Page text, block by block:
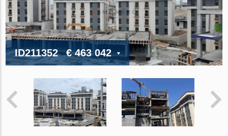
ID211352 € 463 042